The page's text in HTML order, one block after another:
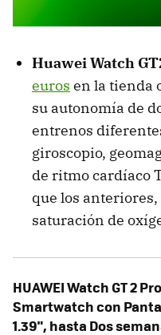
Huawei Watch
euros en la tienda
su autonomía de
entrenos
giroscopio,
de ritmo cardíaco
que los
saturación de
HUAWEI Watch GT 2
Smartwatch con
1.39", hasta Dos